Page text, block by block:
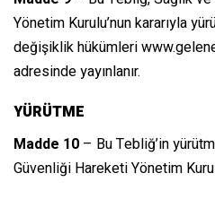
Yönetim Kurulu’nun kararıyla
değişiklik hükümleri
adresinde yayınlanır.
YÜRÜTME
Madde 10 – Bu Tebliğ’in
Güvenliği Hareketi Yönetim